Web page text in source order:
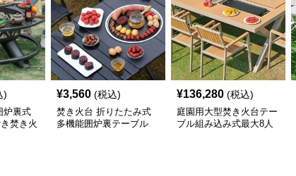
)
炉裏式
焚き火
¥3,560 (税込)
焚き火台 折りたたみ式
多機能囲炉裏テーブル
¥136,280 (税込)
庭園用大型焚き火台テー
ブル組み込み式最大8人